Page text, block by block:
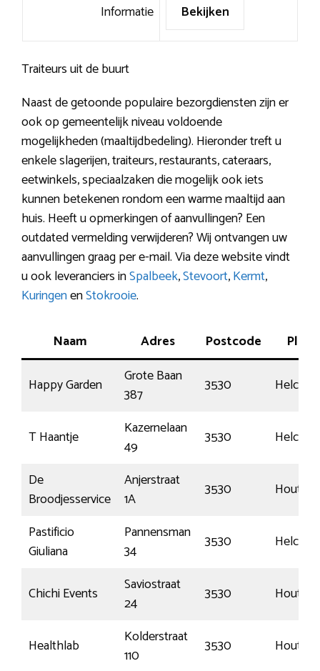
Informatie Bekijken
Traiteurs uit de buurt
Naast de getoonde populaire bezorgdiensten zijn er
ook op gemeentelijk niveau voldoende
mogelijkheden (maaltijdbedeling). Hieronder treft u
enkele slagerijen, traiteurs, restaurants, cateraars,
eetwinkels, speciaalzaken die mogelijk ook iets
kunnen betekenen rondom een warme maaltijd aan
huis. Heeft u opmerkingen of aanvullingen? Een
outdated vermelding verwijderen? Wij ontvangen uw
aanvullingen graag per e-mail. Via deze website vindt
u ook leveranciers inSpalbeek,Stevoort,Kermt,
KuringenenStokrooie.
Naam Adres Postcode
Happy Garden
Grote Baan
387
3530
T Haantje
Kazernelaan
49
3530
De
Broodjesservice
Anjerstraat
1A
3530
Pastificio
Giuliana
Pannensman
34
3530
Chichi Events
Saviostraat
24
3530
Healthlab
Kolderstraat
110
3530